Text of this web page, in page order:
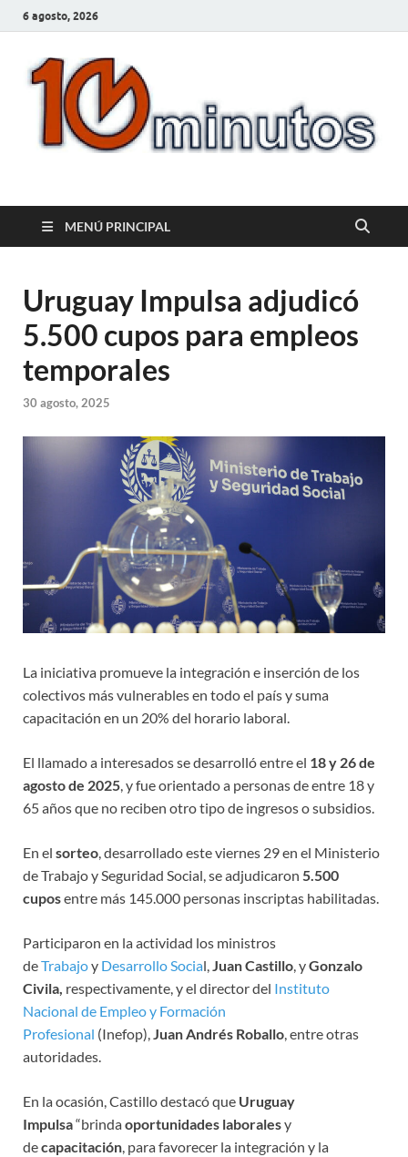
6 agosto, 2026
10minutos.com.uy
MENÚ PRINCIPAL
Uruguay Impulsa adjudicó
5.500 cupos para empleos
temporales
30 agosto, 2025
La iniciativa promueve la integración e inserción de los
colectivos más vulnerables en todo el país y suma
capacitación en un 20% del horario laboral.
El llamado a interesados se desarrolló entre el 18 y 26 de
agosto de 2025, y fue orientado a personas de entre 18 y
65 años que no reciben otro tipo de ingresos o subsidios.
En el sorteo, desarrollado este viernes 29 en el Ministerio
de Trabajo y Seguridad Social, se adjudicaron 5.500
cuposentre más 145.000 personas inscriptas habilitadas.
Participaron en la actividad los ministros
deTrabajoy Desarrollo Social,Juan Castillo, yGonzalo
Civila, respectivamente,y el director del Instituto
Nacional de Empleo y Formación
Profesional (Inefop),Juan Andrés Roballo, entre otras
autoridades.
En la ocasión, Castillo destacó que Uruguay
Impulsa“brindaoportunidades laboralesy
decapacitación, para favorecer la integración y la